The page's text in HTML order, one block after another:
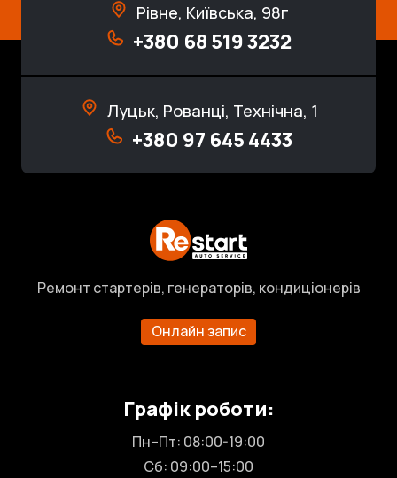
Рівне, Київська, 98г
+380 68 519 3232
Луцьк, Рованці, Технічна, 1
+380 97 645 4433
Ремонт стартерів, генераторів, кондиціонерів
Онлайн запис
Графік роботи:
Пн–Пт: 08:00-19:00
Сб: 09:00–15:00